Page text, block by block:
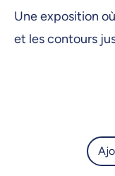
11
Une exposition
et les contours